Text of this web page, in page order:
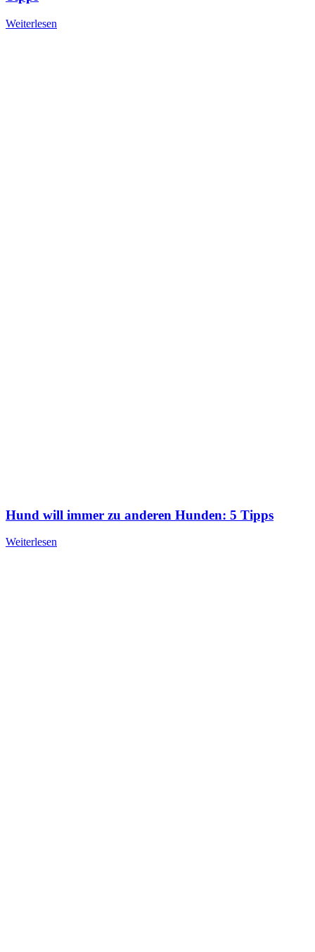
Weiterlesen
Hund will immer zu anderen Hunden: 5 Tipps
Weiterlesen